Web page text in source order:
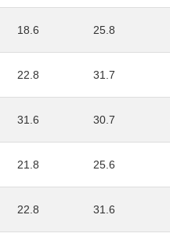
18.6 25.8
22.8 31.7
31.6 30.7
21.8 25.6
22.8 31.6